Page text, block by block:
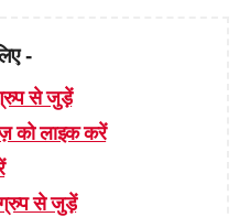
-
से जुड़ें
को लाइक करें
ग्रुप से जुड़ें